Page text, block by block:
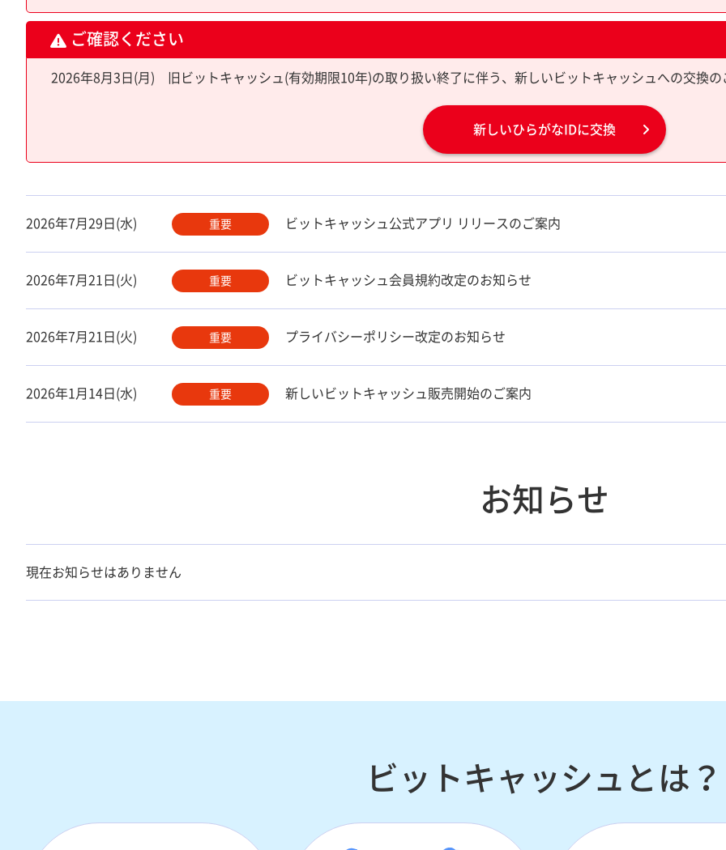
ご確認ください
2026年8月3日(月) 旧ビットキャッシュ(有効期限10年)の取り扱い終了に伴う、新しいビットキャッシュへの交換の
新しいひらがなIDに交換
2026年7月29日(水) 重要 ビットキャッシュ公式アプリ リリースのご案内
2026年7月21日(火) 重要 ビットキャッシュ会員規約改定のお知らせ
2026年7月21日(火) 重要 プライバシーポリシー改定のお知らせ
2026年1月14日(水) 重要 新しいビットキャッシュ販売開始のご案内
お知らせ
現在お知らせはありません
ビットキャッシュとは？